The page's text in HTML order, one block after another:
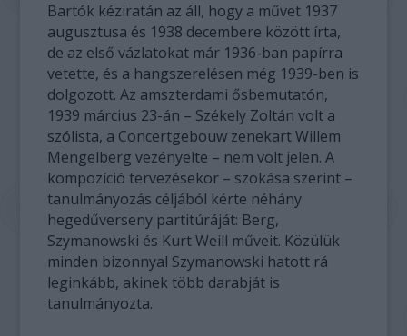
Bartók kéziratán az áll, hogy a művet 1937
augusztusa és 1938 decembere között írta,
de az első vázlatokat már 1936-ban papírra
vetette, és a hangszerelésen még 1939-ben is
dolgozott. Az amszterdami ősbemutatón,
1939 március 23-án – Székely Zoltán volt a
szólista, a Concertgebouw zenekart Willem
Mengelberg vezényelte – nem volt jelen. A
kompozíció tervezésekor – szokása szerint –
tanulmányozás céljából kérte néhány
hegedűverseny partitúráját: Berg,
Szymanowski és Kurt Weill műveit. Közülük
minden bizonnyal Szymanowski hatott rá
leginkább, akinek több darabját is
tanulmányozta.